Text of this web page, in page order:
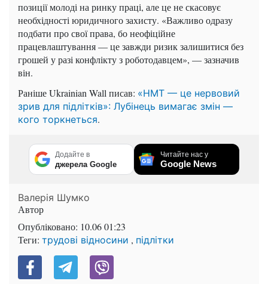
позиції молоді на ринку праці, але це не скасовує
необхідності юридичного захисту. «Важливо одразу
подбати про свої права, бо неофіційне
працевлаштування — це завжди ризик залишитися без
грошей у разі конфлікту з роботодавцем», — зазначив
він.
Раніше Ukrainian Wall писав: «НМТ — це нервовий
зрив для підлітків»: Лубінець вимагає змін —
кого торкнеться.
Додайте в
джерела Google
Читайте нас у
Google News
Валерія Шумко
Автор
Опубліковано: 10.06 01:23
Теги: трудові відносини , підлітки